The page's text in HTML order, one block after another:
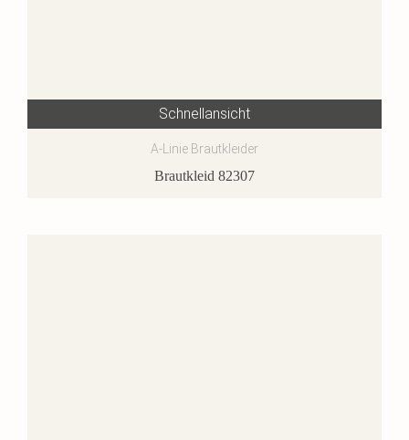
Schnellansicht
A-Linie Brautkleider
Brautkleid 82307